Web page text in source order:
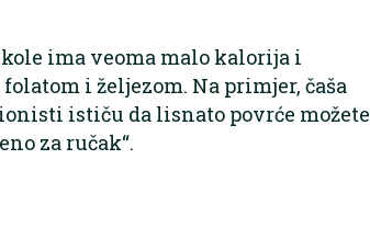
ima veoma malo kalorija i
i željezom. Na primjer, čaša
ističu da lisnato povrće možete
za ručak“.